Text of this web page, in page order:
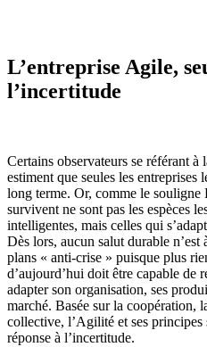
L’entreprise Agile,
l’incertitude
Certains observateurs se référant
estiment que seules les entreprises
long terme. Or, comme le souligne
survivent ne sont pas les espèces
intelligentes, mais celles qui
Dès lors, aucun salut durable n’est
plans « anti-crise » puisque plus
d’aujourd’hui doit être capable de
adapter son organisation, ses
marché. Basée sur la coopération,
collective, l’Agilité et ses principes
réponse à l’incertitude.